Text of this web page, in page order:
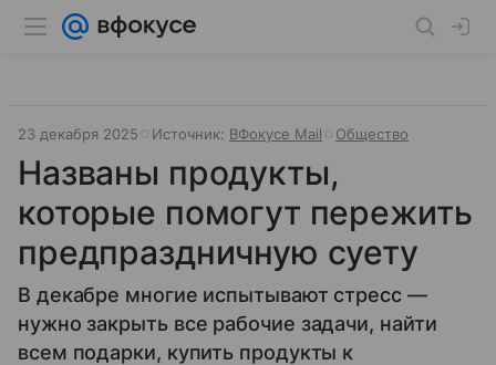
23 декабря 2025 Источник: ВФокусе Mail Общество
Названы продукты,
которые помогут пережить
предпраздничную суету
В декабре многие испытывают стресс —
нужно закрыть все рабочие задачи, найти
всем подарки, купить продукты к